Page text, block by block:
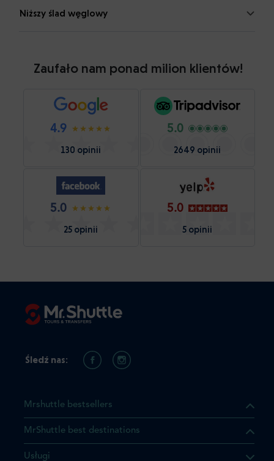
Niższy ślad węglowy
Zaufało nam ponad milion klientów!
4.9
130 opinii
5.0
2649 opinii
5.0
25 opinii
5.0
5 opinii
Mrshuttle bestsellers
MrShuttle best destinations
Usługi
Śledź nas: